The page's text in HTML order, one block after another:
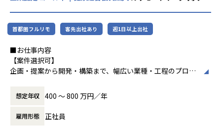
・平均残業時間：月10.5時間（全社平均）
■社員の声
＜入社1年目 エンジニア＞
前職では給与が低く、安定した生活をしたいと思い転職しま
した。
自分に無理のないレベルでの配属先を決めてくれて、
でした。
現在は要件定義や設計、実装といった工程にも挑戦していま
-- 大手生命保険会社 資産運用システム --
使用スキル：Java
担当工程：基本設計・詳細設計・製造・テスト・リリース
担当者：30代前半・女性・入社2年目
-- 大手コンサル会社 社内システム運用 --
担当者：20代後半・男性・入社1年目
＜主なNW案件事例＞
取得支援、技術書購入補助など福利厚生も充
実しています。
中長期的には「中小企業のAI開発で第一に想
です。
■ホワイト企業認定 ゴールド（認定取得日：
首都圏フルリモ 客先出社あり 週1日以上出社
■お仕事内容
【案件選択可】
企画・提案から開発・構築まで、幅広い業種・工程のプロジ
■会社説明／募集背景
株式会社アルテニアは、ITの力を通じて関わる人々の未来を
より豊かにすることを 目標に2018年に誕生しました。
想定年収 400 〜 800 万円／年
雇用形態 正社員